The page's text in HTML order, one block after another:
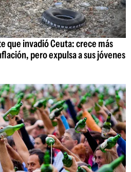
que invadió Ceuta: crece más
pero expulsa a sus jóvenes